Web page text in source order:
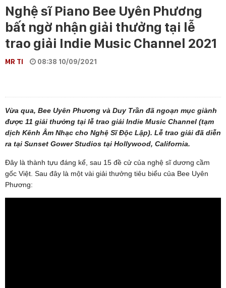
Nghệ sĩ Piano Bee Uyên Phương
bất ngờ nhận giải thưởng tại lễ
trao giải Indie Music Channel 2021
MR TI 08:38 10/09/2021
Vừa qua, Bee Uyên Phương và Duy Trần đã ngoạn mục giành
được 11 giải thưởng tại lễ trao giải Indie Music Channel (tạm
dịch Kênh Âm Nhạc cho Nghệ Sĩ Độc Lập). Lễ trao giải đã diễn
ra tại Sunset Gower Studios tại Hollywood, California.
Đây là thành tựu đáng kể, sau 15 đề cử của nghệ sĩ dương cầm
gốc Việt. Sau đây là một vài giải thưởng tiêu biểu của Bee Uyên
Phương: